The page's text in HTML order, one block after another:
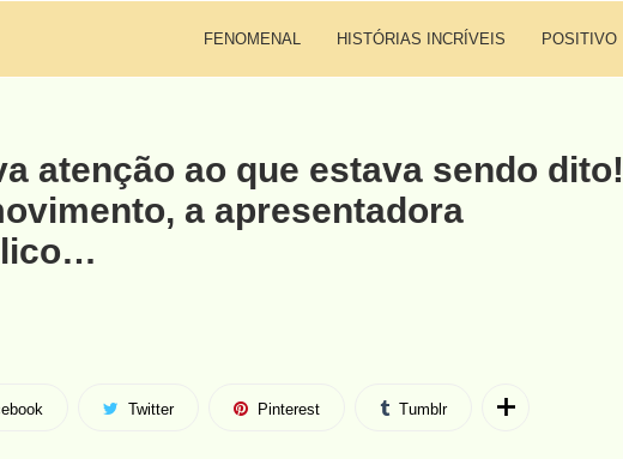
FENOMENAL HISTÓRIAS INCRÍVEIS POSITIVO
atenção ao que estava sendo dito!
a apresentadora
Twitter Pinterest Tumblr